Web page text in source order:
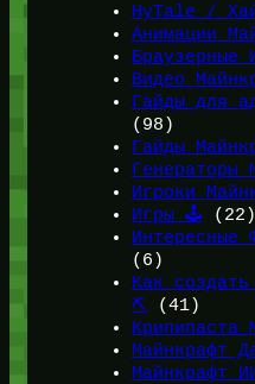
HyTale /
Анимации
Браузерные
Видео
Гайды для
(98)
Гайды
Генераторы
Игроки
Игры 🕹️ (22)
Интересные
(6)
Как
⛏️ (41)
Крипипаста
Майнкрафт
Майнкрафт